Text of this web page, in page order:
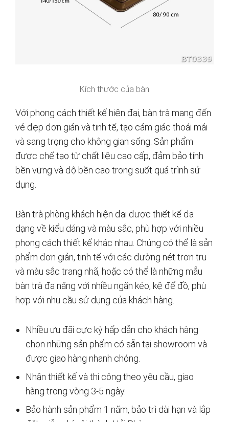
Kích thước của bàn
Với phong cách thiết kế hiện đại, bàn trà mang đến
vẻ đẹp đơn giản và tinh tế, tạo cảm giác thoải mái
và sang trọng cho không gian sống. Sản phẩm
được chế tạo từ chất liệu cao cấp, đảm bảo tính
bền vững và độ bền cao trong suốt quá trình sử
dụng.
Bàn trà phòng khách hiện đại được thiết kế đa
dạng về kiểu dáng và màu sắc, phù hợp với nhiều
phong cách thiết kế khác nhau. Chúng có thể là sản
phẩm đơn giản, tinh tế với các đường nét trơn tru
và màu sắc trang nhã, hoặc có thể là những mẫu
bàn trà đa năng với nhiều ngăn kéo, kệ để đồ, phù
hợp với nhu cầu sử dụng của khách hàng.
Nhiều ưu đãi cực kỳ hấp dẫn cho khách hàng
chọn những sản phẩm có sẵn tại showroom và
được giao hàng nhanh chóng.
Nhận thiết kế và thi công theo yêu cầu, giao
hàng trong vòng 3-5 ngày.
Bảo hành sản phẩm 1 năm, bảo trì dài hạn và lắp